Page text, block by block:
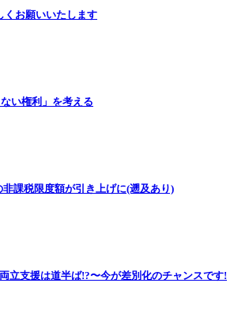
くお願いいたします
い権利」を考える
非課税限度額が引き上げに(遡及あり)
立支援は道半ば!?〜今が差別化のチャンスです!